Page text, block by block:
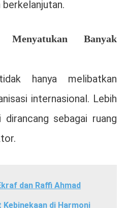
Banyak
hanya melibatkan
internasional. Lebih
sebagai ruang
dan Raffi Ahmad
Kebinekaan di Harmoni